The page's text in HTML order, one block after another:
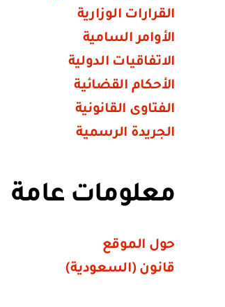
القرارات الوزارية
الأوامر السامية
الاتفاقيات الدولية
الأحكام القضائية
الفتاوى القانونية
الجريدة الرسمية
معلومات عامة
حول الموقع
قانون (السعودية)